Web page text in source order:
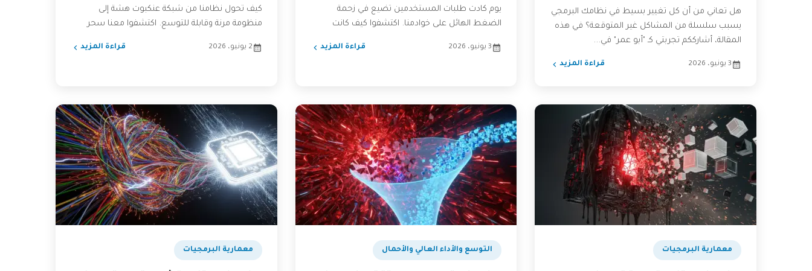
هل تعاني من أن كل تغيير بسيط في نظامك البرمجي
يسبب سلسلة من المشاكل غير المتوقعة؟ في هذه
المقالة، أشارككم تجربتي كـ "أبو عمر" في...
3 يونيو، 2026 قراءة المزيد
يوم كادت طلبات المستخدمين تضيع في زحمة
الضغط الهائل على خوادمنا. اكتشفوا كيف كانت
3 يونيو، 2026 قراءة المزيد
كيف تحول نظامنا من شبكة عنكبوت هشة إلى
منظومة مرنة وقابلة للتوسع. اكتشفوا معنا سحر
2 يونيو، 2026 قراءة المزيد
​معمارية البرمجيات التوسع والأداء العالي والأحمال ​معمارية البرمجيات